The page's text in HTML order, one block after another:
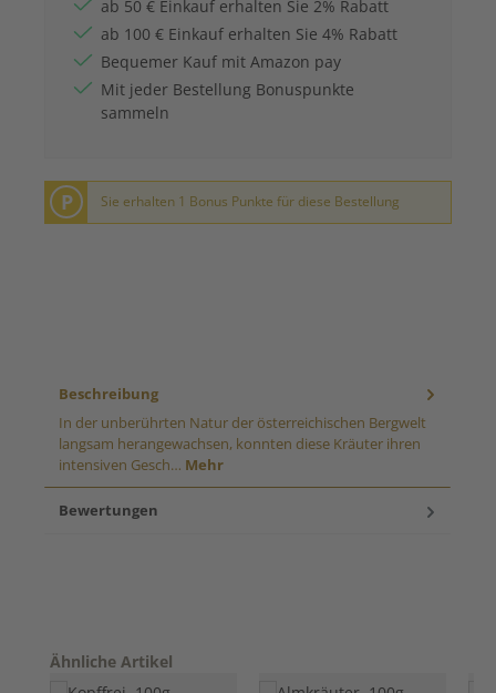
ab 50 € Einkauf erhalten Sie 2% Rabatt
ab 100 € Einkauf erhalten Sie 4% Rabatt
Bequemer Kauf mit Amazon pay
Mit jeder Bestellung Bonuspunkte
sammeln
P Sie erhalten 1 Bonus Punkte für diese Bestellung
Beschreibung
In der unberührten Natur der österreichischen Bergwelt
langsam herangewachsen, konnten diese Kräuter ihren
intensiven Gesch… Mehr
Bewertungen
Produktgalerie überspringen
Ähnliche Artikel